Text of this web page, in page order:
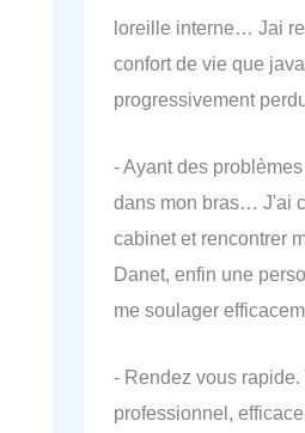
loreille interne… Jai
confort de vie que
progressivement
- Ayant des
dans mon bras… J'ai
cabinet et rencontrer
Danet, enfin une
me soulager
- Rendez vous rapide.
professionnel,